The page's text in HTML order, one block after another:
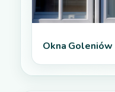
Okna Goleniów